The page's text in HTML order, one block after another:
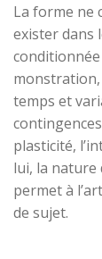
La forme ne
exister dans
monstration,
temps et
plasticité,
lui, la nature
permet à
de sujet.